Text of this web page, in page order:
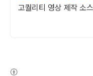
고퀄리티 영상 제작 소